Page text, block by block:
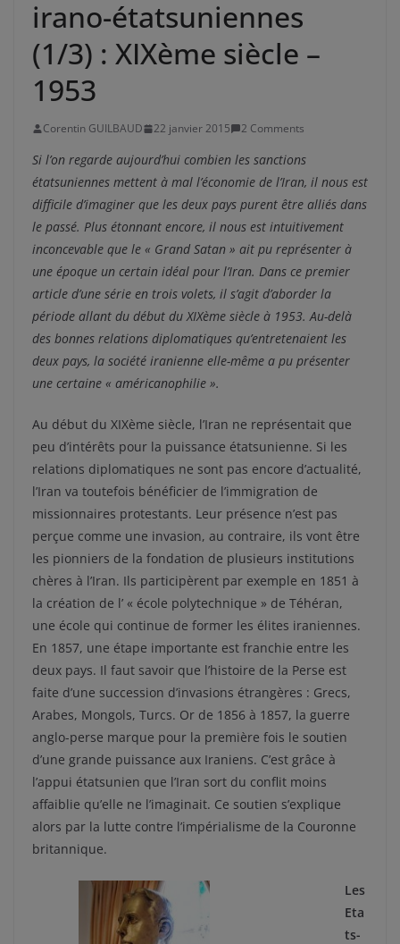
irano-étatsuniennes
(1/3) : XIXème siècle –
1953
Corentin GUILBAUD 22 janvier 2015 2 Comments
Si l’on regarde aujourd’hui combien les sanctions
étatsuniennes mettent à mal l’économie de l’Iran, il nous est
difficile d’imaginer que les deux pays purent être alliés dans
le passé. Plus étonnant encore, il nous est intuitivement
inconcevable que le « Grand Satan » ait pu représenter à
une époque un certain idéal pour l’Iran. Dans ce premier
article d’une série en trois volets, il s’agit d’aborder la
période allant du début du XIXème siècle à 1953. Au-delà
des bonnes relations diplomatiques qu’entretenaient les
deux pays, la société iranienne elle-même a pu présenter
une certaine « américanophilie ».
Au début du XIXème siècle, l’Iran ne représentait que
peu d’intérêts pour la puissance étatsunienne. Si les
relations diplomatiques ne sont pas encore d’actualité,
l’Iran va toutefois bénéficier de l’immigration de
missionnaires protestants. Leur présence n’est pas
perçue comme une invasion, au contraire, ils vont être
les pionniers de la fondation de plusieurs institutions
chères à l’Iran. Ils participèrent par exemple en 1851 à
la création de l’ « école polytechnique » de Téhéran,
une école qui continue de former les élites iraniennes.
En 1857, une étape importante est franchie entre les
deux pays. Il faut savoir que l’histoire de la Perse est
faite d’une succession d’invasions étrangères : Grecs,
Arabes, Mongols, Turcs. Or de 1856 à 1857, la guerre
anglo-perse marque pour la première fois le soutien
d’une grande puissance aux Iraniens. C’est grâce à
l’appui étatsunien que l’Iran sort du conflit moins
affaiblie qu’elle ne l’imaginait. Ce soutien s’explique
alors par la lutte contre l’impérialisme de la Couronne
britannique.
Les
Eta
ts-